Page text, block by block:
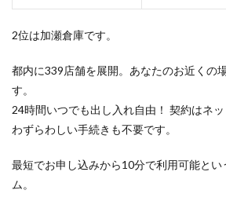
2位は加瀬倉庫です。
都内に339店舗を展開。あなたのお近くの
す。
24時間いつでも出し入れ自由！ 契約はネッ
わずらわしい手続きも不要です。
最短でお申し込みから10分で利用可能と
ム。